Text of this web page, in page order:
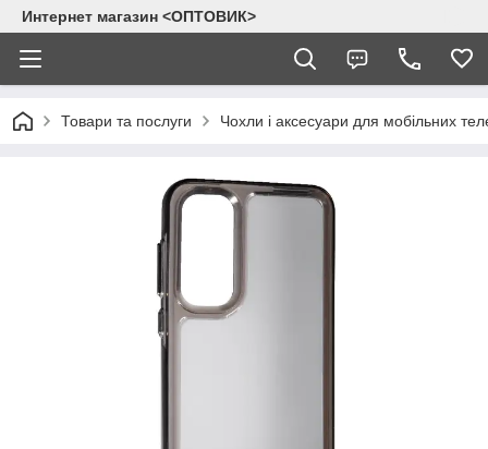
Интернет магазин <ОПТОВИК>
Товари та послуги Чохли і аксесуари для мобільних